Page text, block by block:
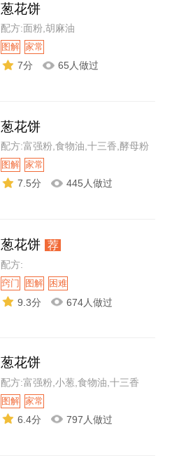
葱花饼
配方:面粉,胡麻油
图解 家常
7分 65人做过
葱花饼
配方:富强粉,食物油,十三香,酵母粉
图解 家常
7.5分 445人做过
葱花饼 荐
配方:
窍门 图解 困难
9.3分 674人做过
葱花饼
配方:富强粉,小葱,食物油,十三香
图解 家常
6.4分 797人做过